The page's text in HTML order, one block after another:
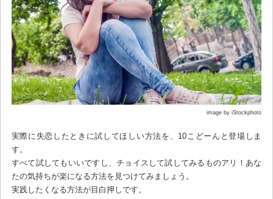
image by iStockphoto
実際に失恋したときに試してほしい方法を、10こどーんと登場しま
す。
すべて試してもいいですし、チョイスして試してみるものアリ！あな
たの気持ちが楽になる方法を見つけてみましょう。
実践したくなる方法が目白押しです。